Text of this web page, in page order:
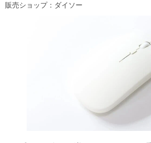
販売ショップ：ダイソー